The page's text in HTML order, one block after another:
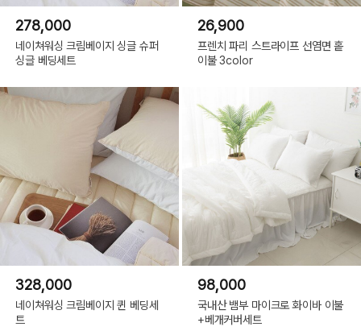
278,000
네이쳐워싱 크림베이지 싱글 슈퍼
싱글 베딩세트
26,900
프렌치 파리 스트라이프 선염면 홑
이불 3color
328,000
네이쳐워싱 크림베이지 퀸 베딩세
트
98,000
국내산 뱀부 마이크로 화이바 이불
+베개커버세트